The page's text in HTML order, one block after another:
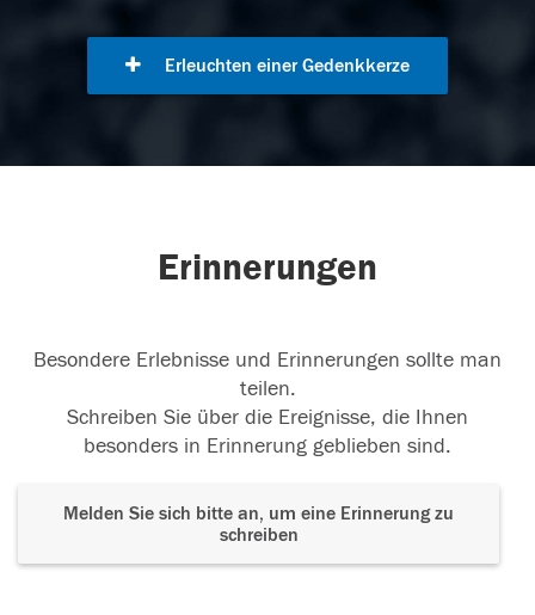
Erleuchten einer Gedenkkerze
Erinnerungen
Besondere Erlebnisse und Erinnerungen sollte man
teilen.
Schreiben Sie über die Ereignisse, die Ihnen
besonders in Erinnerung geblieben sind.
Melden Sie sich bitte an, um eine Erinnerung zu
schreiben